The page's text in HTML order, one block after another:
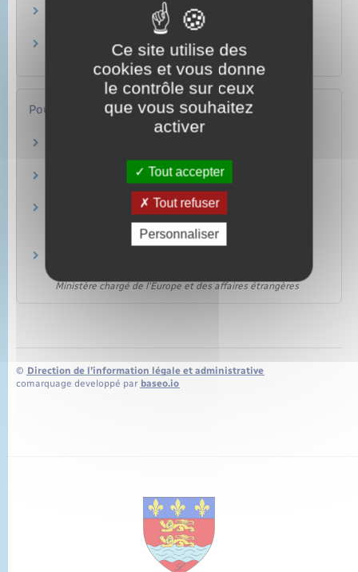
Salarié expatrié à l'étranger
Salarié détaché à l'étranger
Étranger – Europe
Pour en savoir plus
Indemnisation du chômage en Europe
Indemnisation du chômage en Europe :
travailleurs transfrontaliers
Ministère chargé de l'Europe et des affaires étrangères
© Direction de l’information légale et administrative
comarquage developpé par baseo.io
Ce site utilise des
cookies et vous donne
le contrôle sur ceux
que vous souhaitez
activer
Tout accepter
Tout refuser
Personnaliser